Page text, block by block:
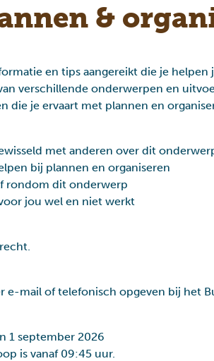
Geldzaken
&
en tips aangereikt die je
verschillende onderwerpen en
die je ervaart met plannen en
met anderen over dit
bij plannen en organiseren
rondom dit onderwerp
jou wel en niet werkt
e-mail of telefonisch opgeven bij het
1 september 2026
is vanaf 09:45 uur.